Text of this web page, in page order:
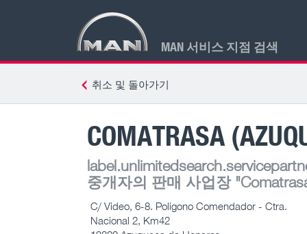
MAN 서비스 지점 검색
취소 및 돌아가기
COMATRASA
중개자의 판매 사업장
C/ Video, 6-8. Poligono Comendador - Ctra.
Nacional 2, Km42